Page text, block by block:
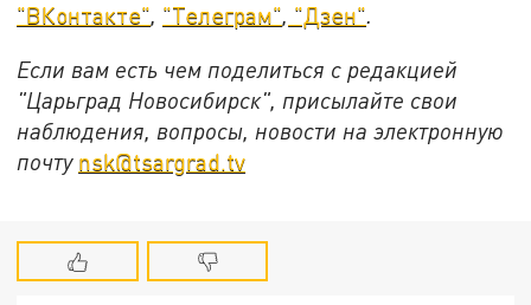
"ВКонтакте", "Телеграм", "Дзен".
Если вам есть чем поделиться с редакцией
"Царьград Новосибирск", присылайте свои
наблюдения, вопросы, новости на электронную
почту nsk@tsargrad.tv